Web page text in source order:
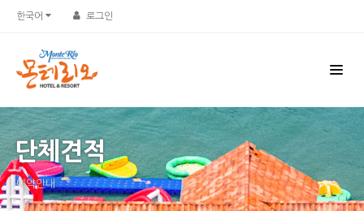
한국어 로그인
단체견적
예약안내
Sketchbook5, 스케치북5